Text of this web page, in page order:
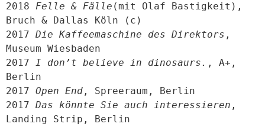
2018 Felle & Fälle (mit Olaf Bastigkeit),
Bruch & Dallas Köln (c)
2017 Die Kaffeemaschine des Direktors ,
Museum Wiesbaden
2017 I don’t believe in dinosaurs. , A+,
Berlin
2017 Open End , Spreeraum, Berlin
2017 Das könnte Sie auch interessieren ,
Landing Strip, Berlin